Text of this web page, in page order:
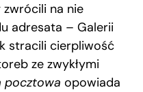
na nie
adresata – Galerii
stracili cierpliwość
ze zwykłymi
pocztowa opowiada